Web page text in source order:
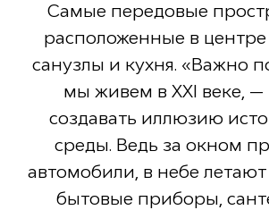
Самые передовые
расположенные в
санузлы и кухня. «Важно
мы живем в XXI веке, —
создавать иллюзию
среды. Ведь за окном
автомобили, в небе
бытовые приборы,